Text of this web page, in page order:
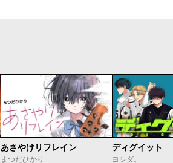
あさやけリフレイン
まつだひかり
ディグイット
ヨシダ。